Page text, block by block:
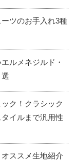
ツのお手入れ3種
ルメネジルド・
ク！クラシック
イルまで汎用性
ススメ生地紹介